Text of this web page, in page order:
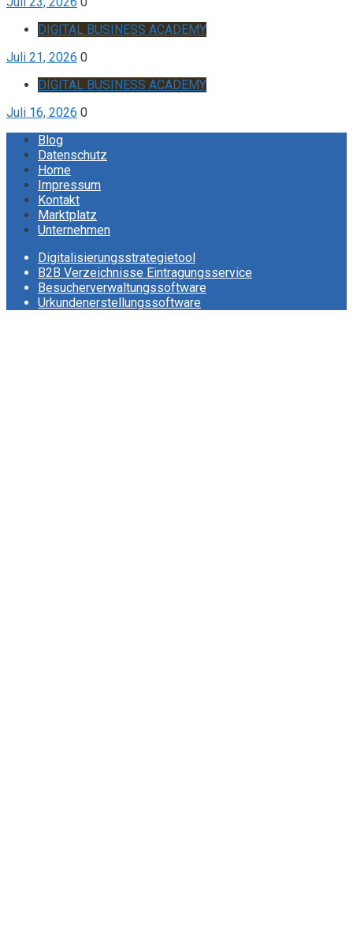
DIGITAL BUSINESS ACADEMY
Juli 21, 2026 0
DIGITAL BUSINESS ACADEMY
Juli 16, 2026 0
Blog
Datenschutz
Home
Impressum
Kontakt
Marktplatz
Unternehmen
Digitalisierungsstrategietool
B2B Verzeichnisse Eintragungsservice
Besucherverwaltungssoftware
Urkundenerstellungssoftware